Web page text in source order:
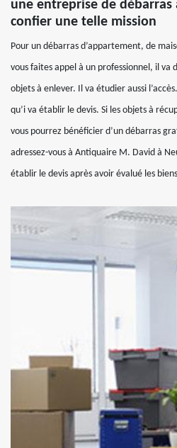
une entreprise de
confier une telle mission
Pour un débarras d’appartement, de
vous faites appel à un professionnel, il va
objets à enlever. Il va étudier aussi
qu’i va établir le devis. Si les objets à
vous pourrez bénéficier d’un débarras
adressez-vous à Antiquaire M. David à
établir le devis après avoir évalué les